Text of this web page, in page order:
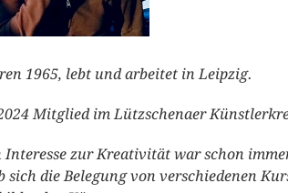
1965, lebt und arbeitet in Leipzig.
Mitglied im Lützschenaer
Interesse zur Kreativität war schon
sich die Belegung von verschiedenen